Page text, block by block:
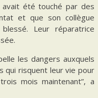
avait été touché par des
et que son collègue
Leur réparatrice
les dangers auxquels
qui risquent leur vie pour
mois maintenant”, a